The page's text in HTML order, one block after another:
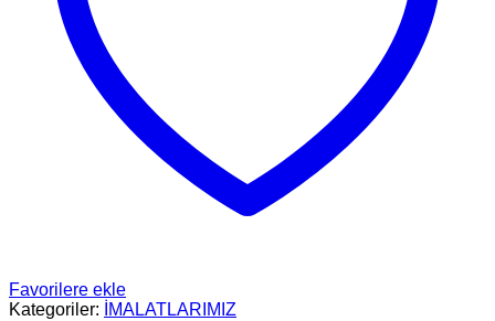
Favorilere ekle
Kategoriler:
İMALATLARIMIZ